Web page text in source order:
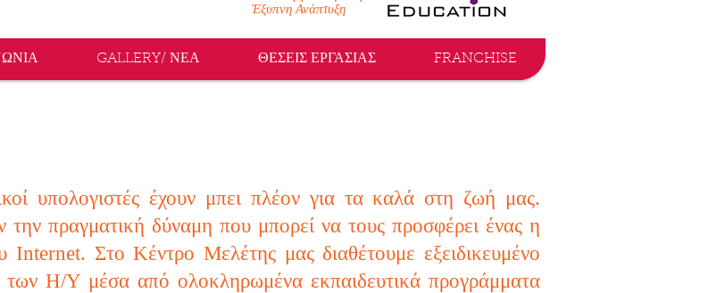
Έξυπνη Ανάπτυξη
GALLERY/ ΝΕΑ ΘΕΣΕΙΣ ΕΡΓΑΣΙΑΣ FRANCHISE
υπολογιστές έχουν μπει πλέον για τα καλά στη ζωή μας.
πραγματική δύναμη που μπορεί να τους προσφέρει ένας η
Στο Κέντρο Μελέτης μας διαθέτουμε εξειδικευμένο
Η/Υ μέσα από ολοκληρωμένα εκπαιδευτικά προγράμματα